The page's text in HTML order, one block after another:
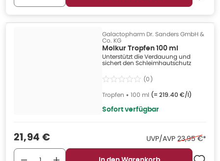
Galactopharm Dr. Sanders GmbH &
Co. KG
Molkur Tropfen 100 ml
Unterstützt die Verdauung und
sichert den Schleimhautschutz
(0)
Tropfen • 100 ml (= 219.40 €/l)
Sofort verfügbar
Verkaufspreis
21,94 € UVP/AVP Ehemaliger
23,95 €*